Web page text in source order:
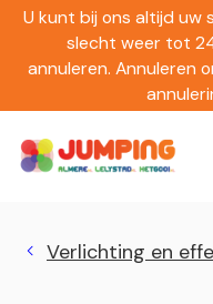
U kunt bij ons altijd uw
slecht weer tot
annuleren. Annuleren
Verlichting en